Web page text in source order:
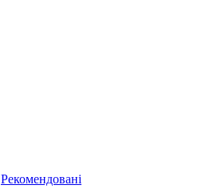
Рекомендовані